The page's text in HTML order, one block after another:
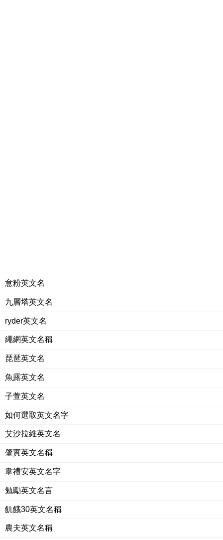
意粉英文名
九層塔英文名
ryder英文名
繩網英文名稱
琵琶英文名
魚露英文名
子萱英文名
如何選取英文名字
艾沙拉維英文名
肇實英文名稱
韋禮安英文名字
勉勵英文名言
飢餓30英文名稱
農夫英文名稱